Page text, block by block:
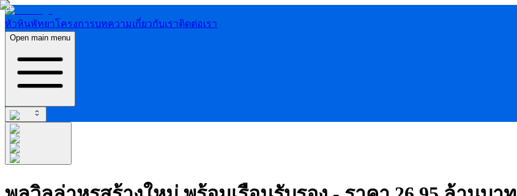
หัวหินพัทยาโครงการบทความเกี่ยวกับเราติดต่อเรา
Open main menu